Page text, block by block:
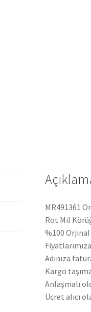
MR491361
Rot Mil
%100 Orjinal
Adınıza
Kargo
Anlaşmalı
Ücret alıcı